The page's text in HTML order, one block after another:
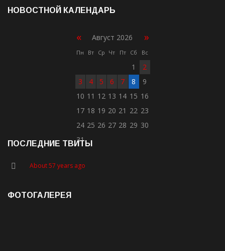
НОВОСТНОЙ КАЛЕНДАРЬ
« Август 2026 »
Пн Вт Ср Чт Пт Сб Вс
1
2
3
4 5 6 7 8
9
10 11 12 13 14 15 16
17 18 19 20 21 22 23
24 25 26 27 28 29 30
31
ПОСЛЕДНИЕ ТВИТЫ
About 57 years ago
ФОТОГАЛЕРЕЯ